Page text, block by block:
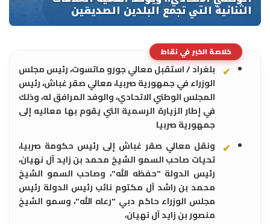
خلاصة الخبر في نقاط
بلغراد / استقبل معالي جورو ماتسوت، رئيس مجلس
الوزراء في جمهورية صربيا، معالي صقر غباش، رئيس
المجلس الوطني الاتحادي، والوفد المرافق له، وذلك
في إطار الزيارة الرسمية التي يقوم بها معاليه إلى
جمهورية صربيا
ونقل معالي صقر غباش إلى رئيس حكومة صربيا،
تحيات صاحب السمو الشيخ محمد بن زايد آل نهيان،
رئيس الدولة "حفظه الله"، وصاحب السمو الشيخ
محمد بن راشد آل مكتوم نائب رئيس الدولة رئيس
مجلس الوزراء حاكم دبي "رعاه الله"، وسمو الشيخ
منصور بن زايد آل نهيان،